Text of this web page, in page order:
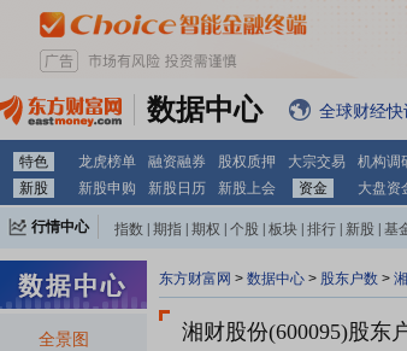
数据中心 全球财经快
特色 龙虎榜单 融资融券 股权质押 大宗交易 机构调
新股
新股申购 新股日历 新股上会 资金 大盘资
行情中心 指数 期指 期权 个股 板块 排行 新股 基
全景图
东方财富网 > 数据中心 > 股东户数 >
湘财股份(600095)股东